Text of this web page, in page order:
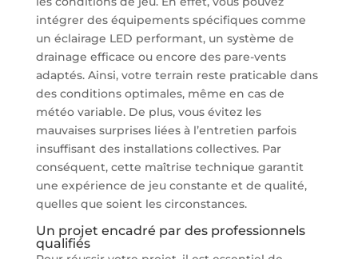
intégrer des équipements spécifiques comme
un éclairage LED performant, un système de
drainage efficace ou encore des pare-vents
adaptés. Ainsi, votre terrain reste praticable dans
des conditions optimales, même en cas de
météo variable. De plus, vous évitez les
mauvaises surprises liées à l’entretien parfois
insuffisant des installations collectives. Par
conséquent, cette maîtrise technique garantit
une expérience de jeu constante et de qualité,
quelles que soient les circonstances.
Un projet encadré par des professionnels
qualifiés